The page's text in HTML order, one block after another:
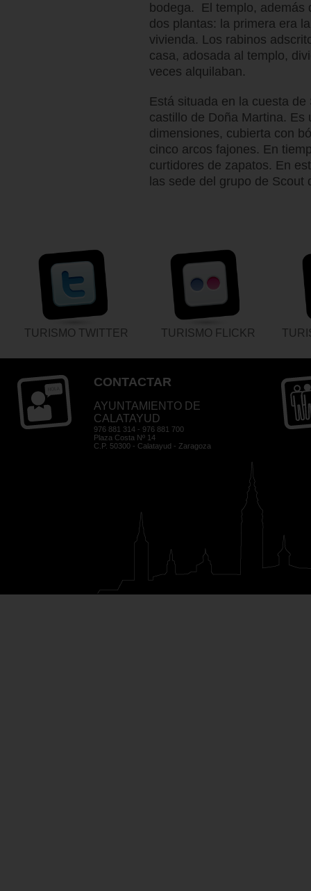
bodega. El templo, además
dos plantas: la primera era
vivienda. Los rabinos
casa, adosada al templo,
veces alquilaban.
Está situada en la cuesta
castillo de Doña Martina.
dimensiones, cubierta con
cinco arcos fajones. En
curtidores de zapatos. En
las sede del grupo de Scout
TURISMO TWITTER TURISMO FLICKR
CONTACTAR
AYUNTAMIENTO DE
CALATAYUD
976 881 314 - 976 881 700
Plaza Costa Nº 14
C.P. 50300 - Calatayud - Zaragoza